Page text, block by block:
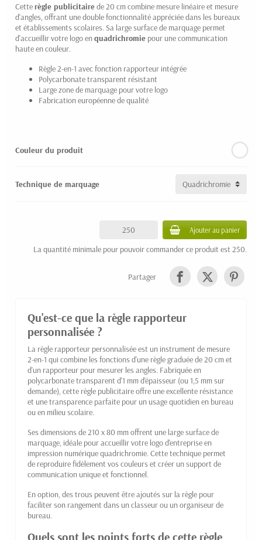
Cetterègle publicitairede 20 cm combine mesure linéaire et mesure
d'angles, offrant une double fonctionnalité appréciée dans les bureaux
et établissements scolaires. Sa large surface de marquage permet
d'accueillir votre logo enquadrichromie pour une communication
haute en couleur.
Règle 2-en-1 avec fonction rapporteur intégrée
Polycarbonate transparent résistant
Large zone de marquage pour votre logo
Fabrication européenne de qualité
Couleur du produit
Technique de marquage
Ajouter au panier
La quantité minimale pour pouvoir commander ce produit est 250.
Partager
Qu'est-ce que la règle rapporteur
personnalisée ?
La règle rapporteur personnalisée est un instrument de mesure
2-en-1 qui combine les fonctions d'une règle graduée de 20 cm et
d'un rapporteur pour mesurer les angles. Fabriquée en
polycarbonate transparent d'1 mm d'épaisseur (ou 1,5 mm sur
demande), cette règle publicitaire offre une excellente résistance
et une transparence parfaite pour un usage quotidien en bureau
ou en milieu scolaire.
Ses dimensions de 210 x 80 mm offrent une large surface de
marquage, idéale pour accueillir votre logo d'entreprise en
impression numérique quadrichromie. Cette technique permet
de reproduire fidèlement vos couleurs et créer un support de
communication unique et fonctionnel.
En option, des trous peuvent être ajoutés sur la règle pour
faciliter son rangement dans un classeur ou un organiseur de
bureau.
Quels sont les points forts de cette règle